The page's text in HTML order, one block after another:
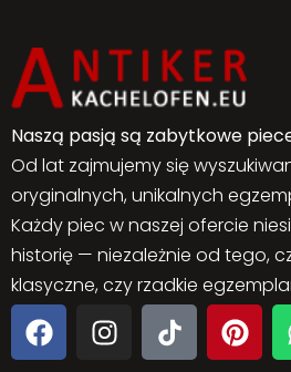
Naszą pasją są zabytkowe
Od lat zajmujemy się
oryginalnych, unikalnych
Każdy piec w naszej ofercie
historię — niezależnie od tego,
klasyczne, czy rzadkie